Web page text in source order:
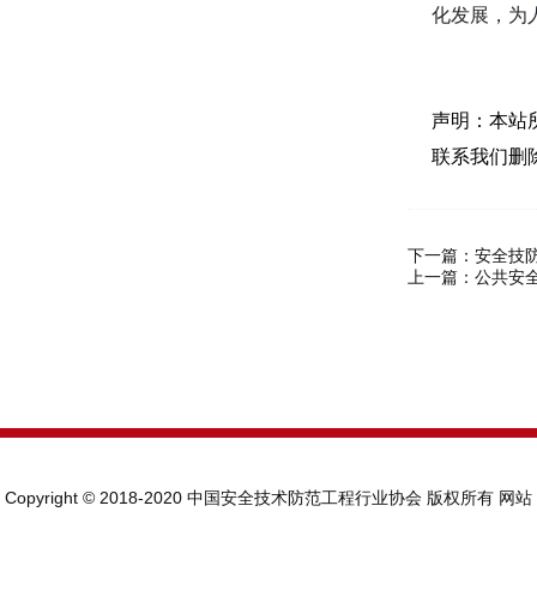
化发展，为
声明：本站
联系我们删
下一篇： 安全技
上一篇： 公共安
Copyright © 2018-2020 中国安全技术防范工程行业协会 版权所有 网站